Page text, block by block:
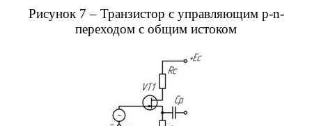
Рисунок 7 – Транзистор с управляющим p-n-
переходом с общим истоком